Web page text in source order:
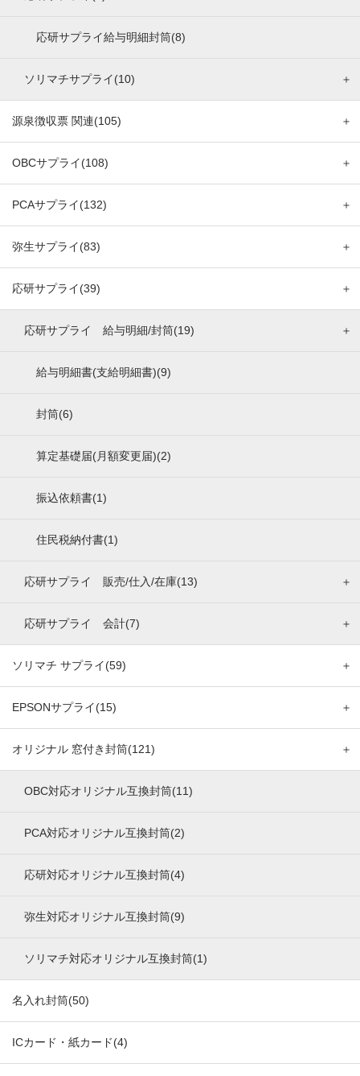
応研サプライ給与明細封筒(8)
ソリマチサプライ(10) ＋
源泉徴収票 関連(105) ＋
OBCサプライ(108) ＋
PCAサプライ(132) ＋
弥生サプライ(83) ＋
応研サプライ(39) ＋
応研サプライ 給与明細/封筒(19) ＋
給与明細書(支給明細書)(9)
封筒(6)
算定基礎届(月額変更届)(2)
振込依頼書(1)
住民税納付書(1)
応研サプライ 販売/仕入/在庫(13) ＋
応研サプライ 会計(7) ＋
ソリマチ サプライ(59) ＋
EPSONサプライ(15) ＋
オリジナル 窓付き封筒(121) ＋
OBC対応オリジナル互換封筒(11)
PCA対応オリジナル互換封筒(2)
応研対応オリジナル互換封筒(4)
弥生対応オリジナル互換封筒(9)
ソリマチ対応オリジナル互換封筒(1)
名入れ封筒(50)
ICカード・紙カード(4)